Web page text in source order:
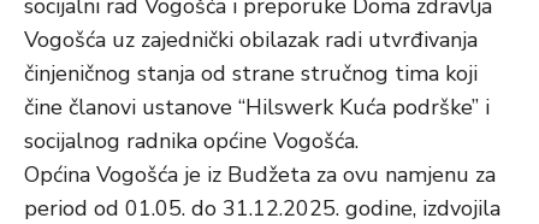
socijalni rad Vogošća i preporuke Doma zdravlja
Vogošća uz zajednički obilazak radi utvrđivanja
činjeničnog stanja od strane stručnog tima koji
čine članovi ustanove “Hilswerk Kuća podrške” i
socijalnog radnika općine Vogošća.
Općina Vogošća je iz Budžeta za ovu namjenu za
period od 01.05. do 31.12.2025. godine, izdvojila